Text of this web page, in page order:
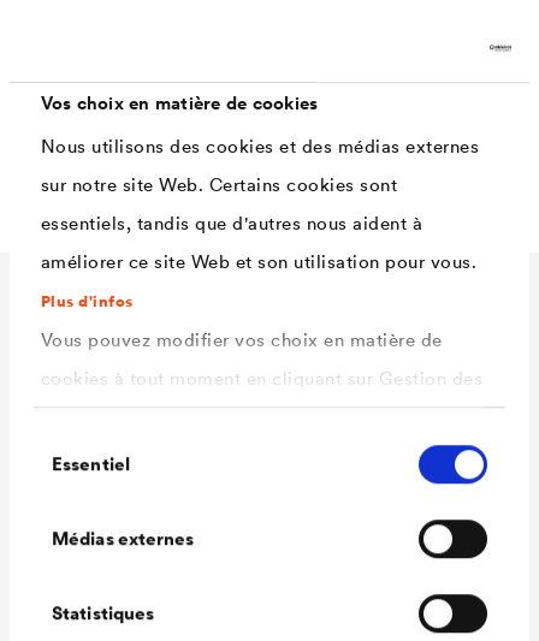
Vos choix en matière de cookies
Nous utilisons des cookies et des médias externes
sur notre site Web. Certains cookies sont
essentiels, tandis que d'autres nous aident à
améliorer ce site Web et son utilisation pour vous.
Plus d'infos
Vous pouvez modifier vos choix en matière de
cookies à tout moment en cliquant sur Gestion des
informations dans notre
politique de confidentialité
Sélectionnez les cookies que vous souhaitez
duEssentiel
Médias externes
Statistiques
toute la hauteur. Dans ce cas, il conviendra de respecter
les hauteurs maximales admissibles des nappes (DELTA®
®
LIGHT : 7 m etDELTA®-TERRAXX : 9 m).
Caractéristiques
techniques
Matériau
Polyamide, partie adhésive en
Longueur de la
Surface de collage